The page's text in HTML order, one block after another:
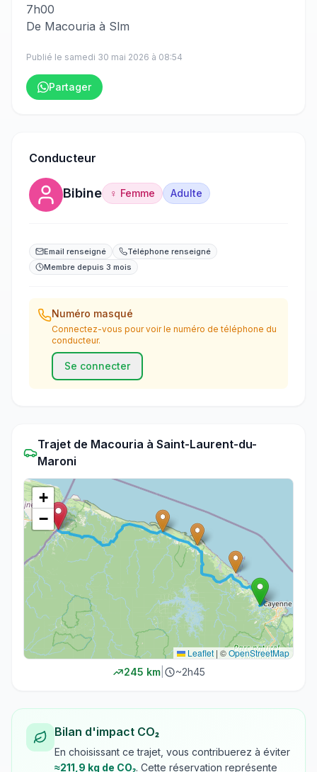
7h00
De Macouria à Slm
Publié le samedi 30 mai 2026 à 08:54
Partager
Conducteur
Bibine ♀ Femme Adulte
Email renseigné
Téléphone renseigné
Membre depuis 3 mois
Numéro masqué
Connectez-vous pour voir le numéro de téléphone du
conducteur.
Se connecter
Trajetde Macouria à Saint-Laurent-du-
Maroni
+
−
Leaflet | ©OpenStreetMap
245 km| ~2h45
Bilan d'impact CO₂
En choisissant ce trajet, vous contribuerez à éviter
≈211,9 kg de CO₂. Cette réservation représente